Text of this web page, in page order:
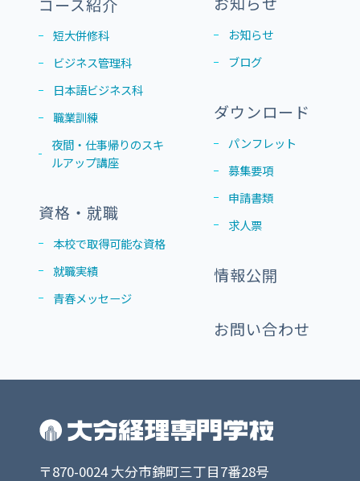
短大併修科
ビジネス管理科
日本語ビジネス科
職業訓練
夜間・仕事帰りのスキ
ルアップ講座
資格・就職
本校で取得可能な資格
就職実績
青春メッセージ
お知らせ
ブログ
ダウンロード
パンフレット
募集要項
申請書類
求人票
情報公開
お問い合わせ
〒870-0024 大分市錦町三丁目7番28号